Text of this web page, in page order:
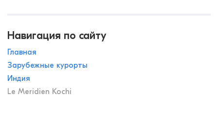
Навигация по сайту
Главная
Зарубежные курорты
Индия
Le Meridien Kochi